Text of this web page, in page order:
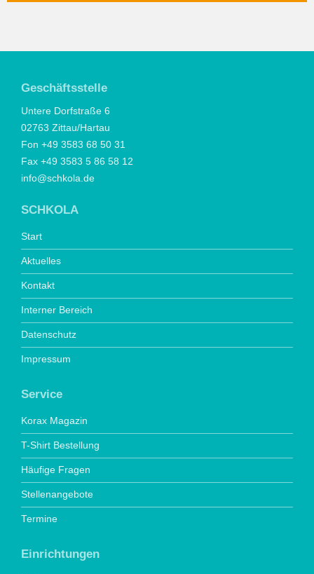
Geschäftsstelle
Untere Dorfstraße 6
02763 Zittau/Hartau
Fon +49 3583 68 50 31
Fax +49 3583 5 86 58 12
info@schkola.de
SCHKOLA
Start
Aktuelles
Kontakt
Interner Bereich
Datenschutz
Impressum
Service
Korax Magazin
T-Shirt Bestellung
Häufige Fragen
Stellenangebote
Termine
Einrichtungen